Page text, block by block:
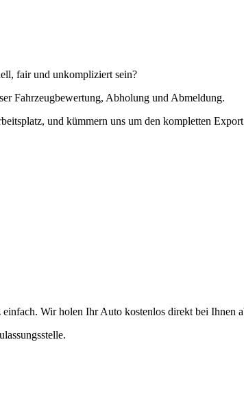
fair und unkompliziert sein?
Fahrzeugbewertung, Abholung und Abmeldung.
und kümmern uns um den kompletten
Wir holen Ihr Auto kostenlos direkt bei Ihnen